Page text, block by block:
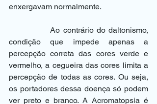
enxergavam normalmente.
		Ao contrário do daltonismo,
condição que impede apenas a
percepção correta das cores verde e
vermelho, a cegueira das cores limita a
percepção de todas as cores. Ou seja,
os portadores dessa doença só podem
ver preto e branco. A Acromatopsia é